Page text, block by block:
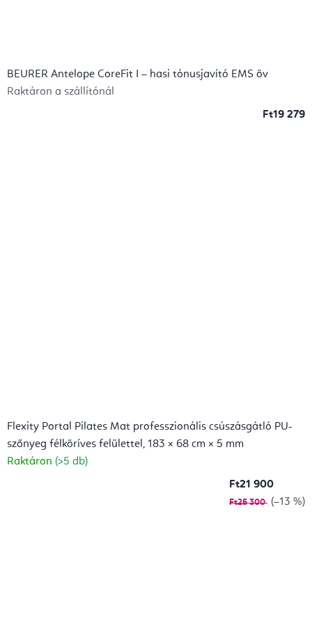
BEURER Antelope CoreFit I – hasi tónusjavító EMS öv
Raktáron a szállítónál
Ft19 279
Flexity Portal Pilates Mat professzionális csúszásgátló PU-
szőnyeg félköríves felülettel, 183 × 68 cm × 5 mm
Raktáron (>5 db)
Ft21 900
Ft25 300 (–13 %)